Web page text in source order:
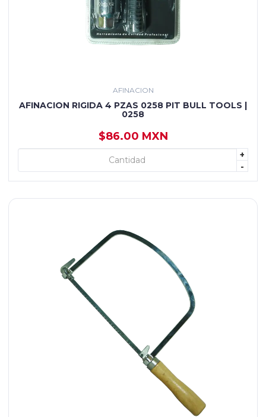
AFINACION
AFINACION RIGIDA 4 PZAS 0258 PIT BULL TOOLS |
0258
$86.00 MXN
+
-
+ AGREGAR